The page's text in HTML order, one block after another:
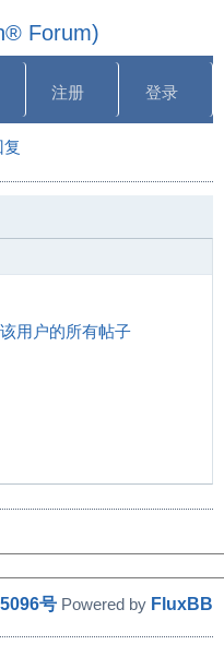
Forum)
注册 登录
用户的所有帖子
号 Powered by FluxBB